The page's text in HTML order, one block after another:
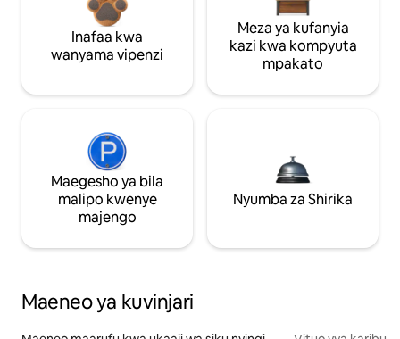
Inafaa kwa
wanyama vipenzi
Meza ya kufanyia
kazi kwa kompyuta
mpakato
Maegesho ya bila
malipo kwenye
majengo
Nyumba za Shirika
Maeneo ya kuvinjari